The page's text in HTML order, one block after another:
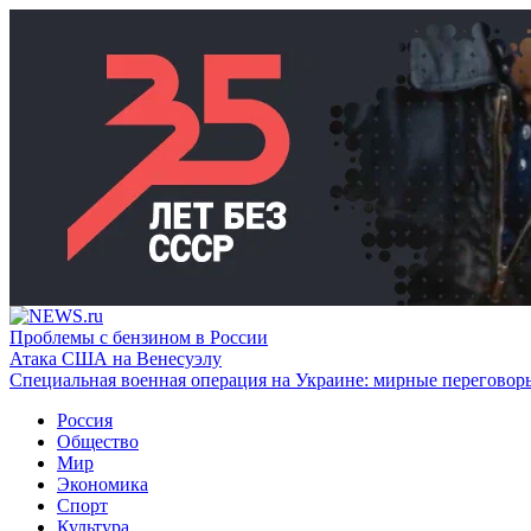
Проблемы с бензином в России
Атака США на Венесуэлу
Специальная военная операция на Украине: мирные
Россия
Общество
Мир
Экономика
Спорт
Культура